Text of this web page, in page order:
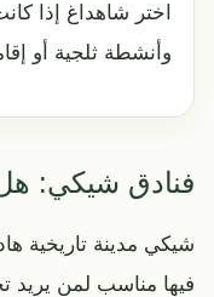
اختر شاهداغ إذا
وأنشطة ثلجية أو
فنادق شيكي:
شيكي مدينة تاريخية
فيها مناسب لمن يريد